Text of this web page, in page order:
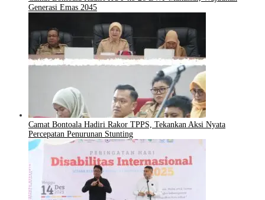
Generasi Emas 2045
Camat Bontoala Hadiri Rakor TPPS, Tekankan Aksi Nyata
Percepatan Penurunan Stunting